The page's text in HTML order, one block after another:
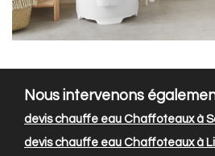
Nous intervenons
devis chauffe eau Chaffoteaux à
devis chauffe eau Chaffoteaux à